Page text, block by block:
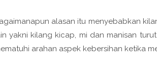
alasan itu menyebabkan
yakni kilang kicap, mi dan manisan
arahan aspek kebersihan ketika